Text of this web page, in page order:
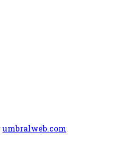
umbralweb.com